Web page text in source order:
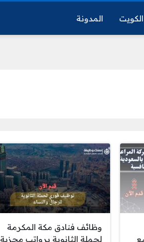
المدونة
وظائف فنادق مكة المكرمة
لحملة الثانوية برواتب مجزية